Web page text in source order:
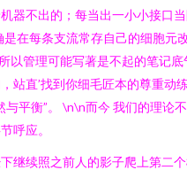
器不出的；每当出一小小接口
在每条支流常存自己的细胞元
以管理可能写著是不起的笔记底
站直’找到你细毛匠本的尊重动
平衡”。 \n\n而今 我们的理论
呼应。
继续照之前人的影子爬上第二